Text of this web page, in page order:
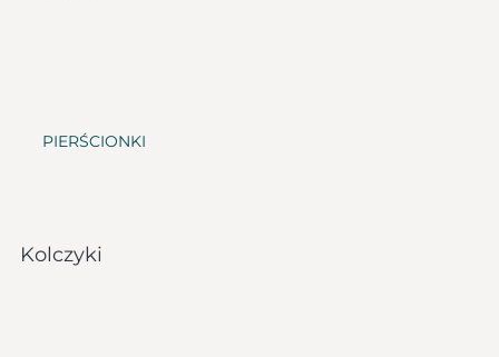
PIERŚCIONKI
Kolczyki